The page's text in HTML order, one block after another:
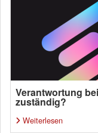
Verantwortung
zuständig?
Weiterlesen